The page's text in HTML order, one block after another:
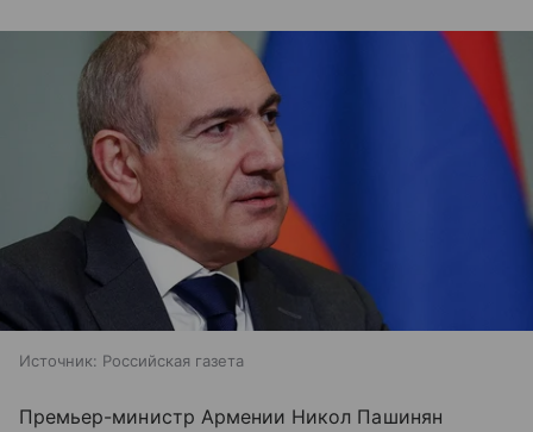
Источник: Российская газета
Премьер-министр Армении Никол Пашинян